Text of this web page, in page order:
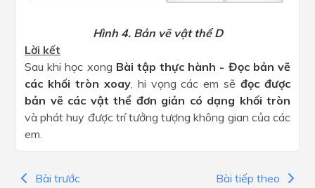
Hình 4. Bản vẽ vật thể D
Lời kết
Sau khi học xong Bài tập thực hành - Đọc bản vẽ
các khối tròn xoay, hi vọng các em sẽđọc được
bản vẽ các vật thể đơn giản có dạng khối tròn
và phát huy được trí tưởng tượng không gian của các
em.
Bài trước Bài tiếp theo